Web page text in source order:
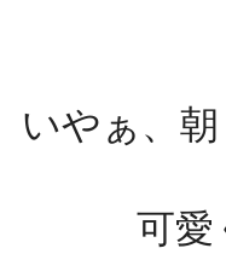
いやぁ、
可愛